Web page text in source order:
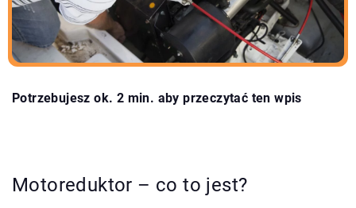
Potrzebujesz ok. 2 min. aby przeczytać ten wpis
Motoreduktor – co to jest?